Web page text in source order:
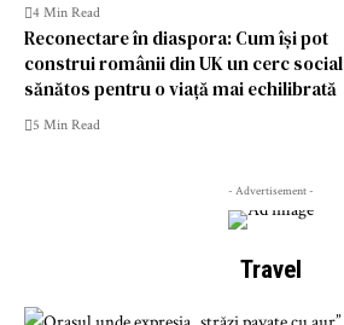
4 Min Read
Reconectare în diaspora: Cum își pot
construi românii din UK un cerc social
sănătos pentru o viață mai echilibrată
5 Min Read
- Advertisement -
Travel